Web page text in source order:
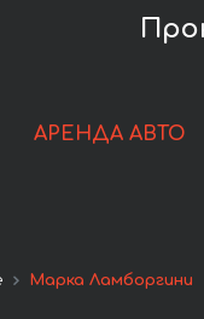
АРЕНДА АВТО
Марка Ламборгини